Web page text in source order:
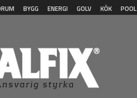
BYGG ENERGI GOLV KÖK POOL